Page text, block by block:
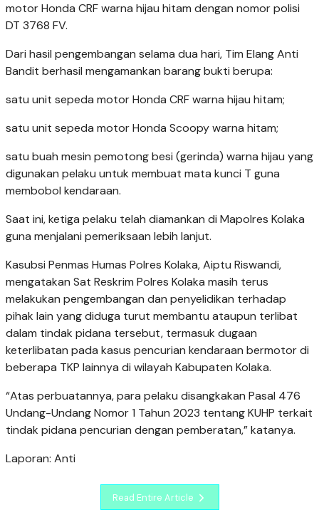
motor Honda CRF warna hijau hitam dengan nomor polisi
DT 3768 FV.
Dari hasil pengembangan selama dua hari, Tim Elang Anti
Bandit berhasil mengamankan barang bukti berupa:
satu unit sepeda motor Honda CRF warna hijau hitam;
satu unit sepeda motor Honda Scoopy warna hitam;
satu buah mesin pemotong besi (gerinda) warna hijau yang
digunakan pelaku untuk membuat mata kunci T guna
membobol kendaraan.
Saat ini, ketiga pelaku telah diamankan di Mapolres Kolaka
guna menjalani pemeriksaan lebih lanjut.
Kasubsi Penmas Humas Polres Kolaka, Aiptu Riswandi,
mengatakan Sat Reskrim Polres Kolaka masih terus
melakukan pengembangan dan penyelidikan terhadap
pihak lain yang diduga turut membantu ataupun terlibat
dalam tindak pidana tersebut, termasuk dugaan
keterlibatan pada kasus pencurian kendaraan bermotor di
beberapa TKP lainnya di wilayah Kabupaten Kolaka.
“Atas perbuatannya, para pelaku disangkakan Pasal 476
Undang-Undang Nomor 1 Tahun 2023 tentang KUHP terkait
tindak pidana pencurian dengan pemberatan,” katanya.
Laporan: Anti
Read Entire Article